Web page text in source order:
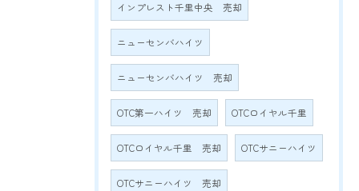
インプレスト千里中央 売却
ニューセンバハイツ
ニューセンバハイツ 売却
OTC第一ハイツ 売却 OTCロイヤル千里
OTCロイヤル千里 売却 OTCサニーハイツ
OTCサニーハイツ 売却